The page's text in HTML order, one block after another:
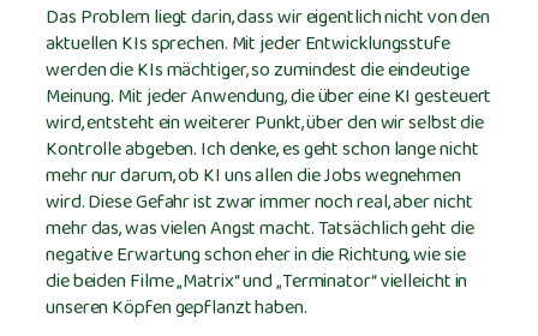
Das Problem liegt darin, dass wir eigentlich nicht von den
aktuellen KIs sprechen. Mit jeder Entwicklungsstufe
werden die KIs mächtiger, so zumindest die eindeutige
Meinung. Mit jeder Anwendung, die über eine KI gesteuert
wird, entsteht ein weiterer Punkt, über den wir selbst die
Kontrolle abgeben. Ich denke, es geht schon lange nicht
mehr nur darum, ob KI uns allen die Jobs wegnehmen
wird. Diese Gefahr ist zwar immer noch real, aber nicht
mehr das, was vielen Angst macht. Tatsächlich geht die
negative Erwartung schon eher in die Richtung, wie sie
die beiden Filme „Matrix“ und „Terminator“ vielleicht in
unseren Köpfen gepflanzt haben.